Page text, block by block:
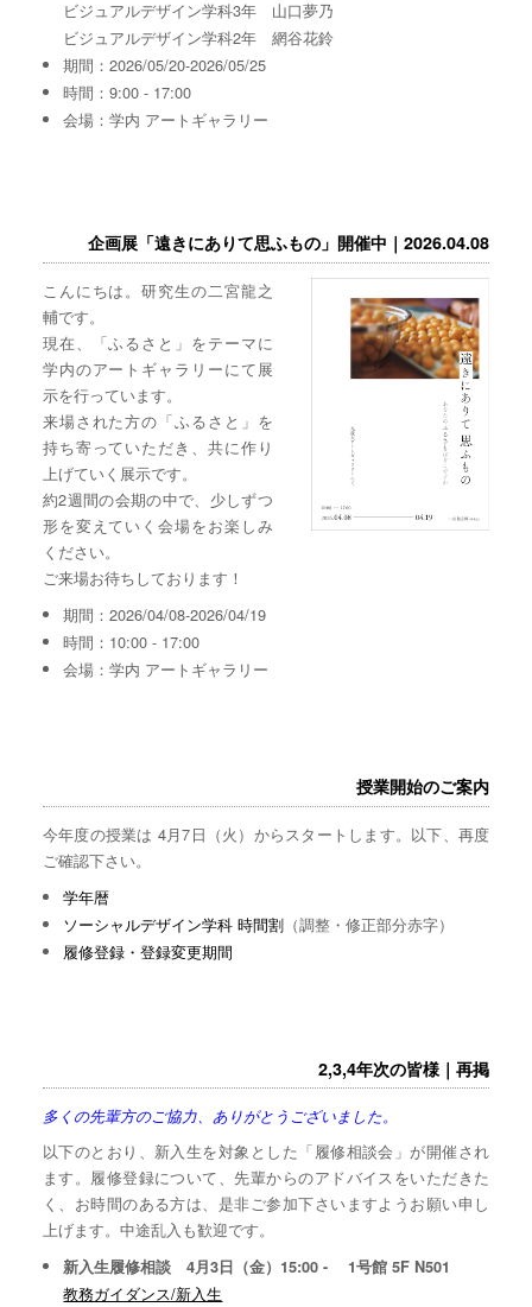
ビジュアルデザイン学科3年 山口夢乃
ビジュアルデザイン学科2年 網谷花鈴
期間：2026/05/20-2026/05/25
時間：9:00 - 17:00
会場：学内 アートギャラリー
企画展「遠きにありて思ふもの」開催中｜2026.04.08
こんにちは。研究生の二宮龍之
輔です。
現在、「ふるさと」をテーマに
学内のアートギャラリーにて展
示を行っています。
来場された方の「ふるさと」を
持ち寄っていただき、共に作り
上げていく展示です。
約2週間の会期の中で、少しずつ
形を変えていく会場をお楽しみ
ください。
ご来場お待ちしております！
期間：2026/04/08-2026/04/19
時間：10:00 - 17:00
会場：学内 アートギャラリー
授業開始のご案内
今年度の授業は 4月7日（火）からスタートします。以下、再度
ご確認下さい。
学年暦
ソーシャルデザイン学科 時間割 （調整・修正部分赤字）
履修登録・登録変更期間
2,3,4年次の皆様｜再掲
多くの先輩方のご協力、ありがとうございました。
以下のとおり、新入生を対象とした「履修相談会」が開催され
ます。履修登録について、先輩からのアドバイスをいただきた
く、お時間のある方は、是非ご参加下さいますようお願い申し
上げます。中途乱入も歓迎です。
新入生履修相談 4月3日（金）15:00 - 1号館 5F N501
教務ガイダンス/新入生